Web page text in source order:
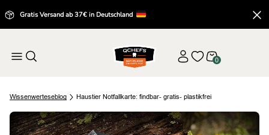
Gratis Versand ab 37€ in Deutschland
0
Wissenwerteseblog Haustier Notfallkarte: findbar- gratis- plastikfrei